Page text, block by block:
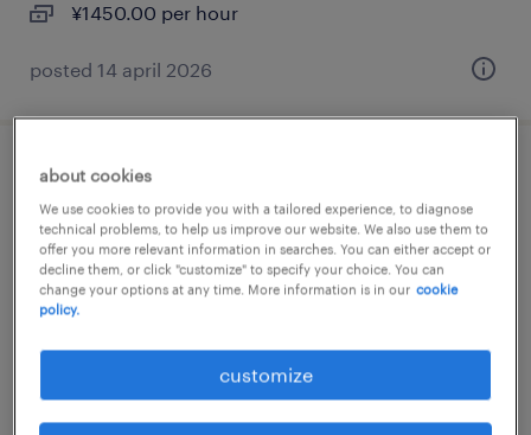
¥1450.00 per hour
posted 14 april 2026
食料品の食品加工・検査・袋詰め、その他
（製造）、検品
大阪府大阪市此花区, 大阪府
temporary
posted 9 december 2025
about cookies
We use cookies to provide you with a tailored experience, to diagnose
technical problems, to help us improve our website. We also use them to
offer you more relevant information in searches. You can either accept or
decline them, or click "customize" to specify your choice. You can
change your options at any time. More information is in our cookie
policy.
customize